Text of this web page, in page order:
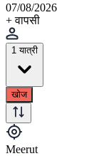
07/08/2026
+ वापसी
1 यात्री
खोज
Meerut